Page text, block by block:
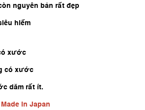
nguyên bản rất đẹp
hiếm
xước
có xước
dăm rất ít.
Made in Japan